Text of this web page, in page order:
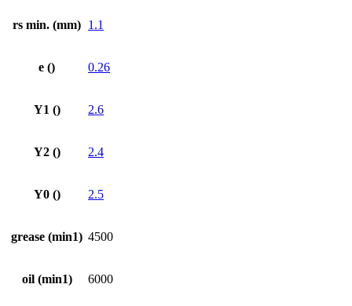
rs min. (mm) 1.1
e () 0.26
Y1 () 2.6
Y2 () 2.4
Y0 () 2.5
grease (min1) 4500
oil (min1) 6000